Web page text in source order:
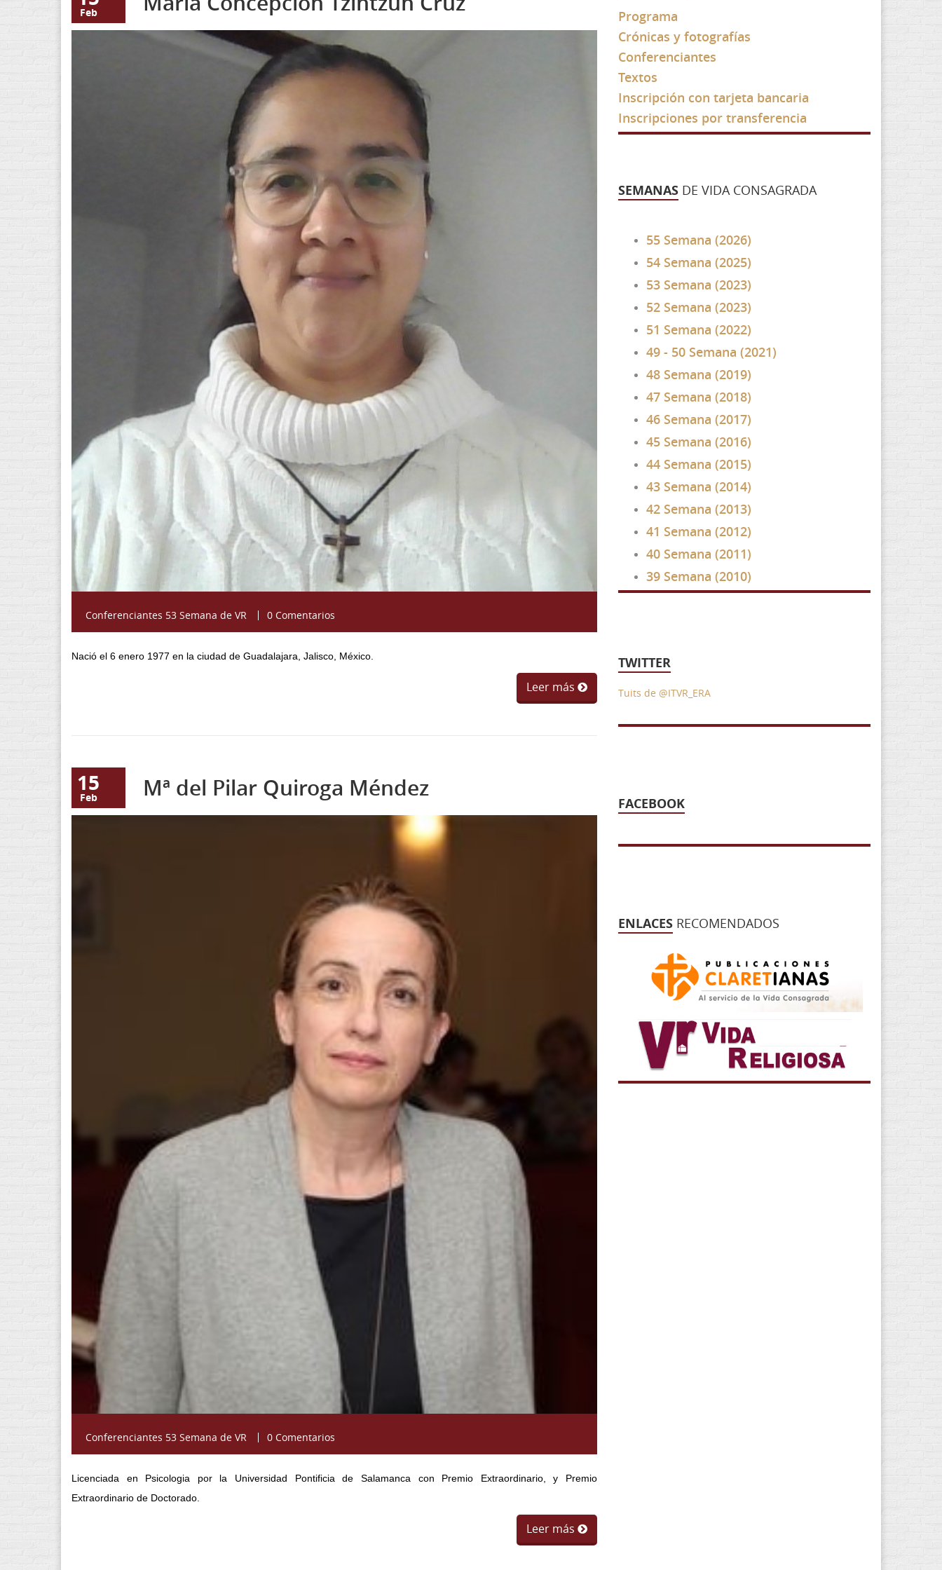
Feb
Fotografía María Concepción Tzintzún
Conferenciantes 53 Semana de VR 0 Comentarios
Nació el 6 enero 1977 en la ciudad de Guadalajara, Jalisco, México.
Leer más
15
Feb Mª del Pilar Quiroga Méndez
Conferenciantes 53 Semana de VR 0 Comentarios
Licenciada en Psicologia por la Universidad Pontificia de Salamanca con Premio Extraordinario, y Premio
Extraordinario de Doctorado.
Leer más
Programa
Crónicas y fotografías
Conferenciantes
Textos
Inscripción con tarjeta bancaria
Inscripciones por transferencia
SEMANAS DE VIDA CONSAGRADA
55 Semana (2026)
54 Semana (2025)
53 Semana (2023)
52 Semana (2023)
51 Semana (2022)
49 - 50 Semana (2021)
48 Semana (2019)
47 Semana (2018)
46 Semana (2017)
45 Semana (2016)
44 Semana (2015)
43 Semana (2014)
42 Semana (2013)
41 Semana (2012)
40 Semana (2011)
39 Semana (2010)
TWITTER
Tuits de @ITVR_ERA
FACEBOOK
ENLACES RECOMENDADOS